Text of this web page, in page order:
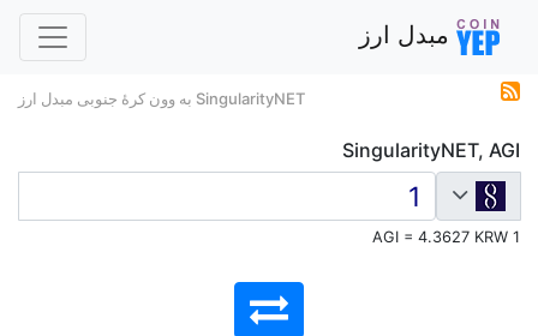
مبدل ارز
SingularityNET به وون کرهٔ جنوبی مبدل ارز
SingularityNET, AGI
1 AGI = 4.3627 KRW